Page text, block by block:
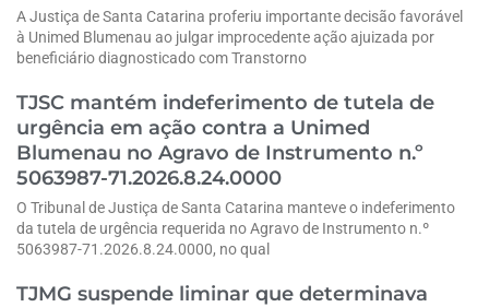
A Justiça de Santa Catarina proferiu importante decisão favorável
à Unimed Blumenau ao julgar improcedente ação ajuizada por
beneficiário diagnosticado com Transtorno
TJSC mantém indeferimento de tutela de
urgência em ação contra a Unimed
Blumenau no Agravo de Instrumento n.º
5063987-71.2026.8.24.0000
O Tribunal de Justiça de Santa Catarina manteve o indeferimento
da tutela de urgência requerida no Agravo de Instrumento n.º
5063987-71.2026.8.24.0000, no qual
TJMG suspende liminar que determinava